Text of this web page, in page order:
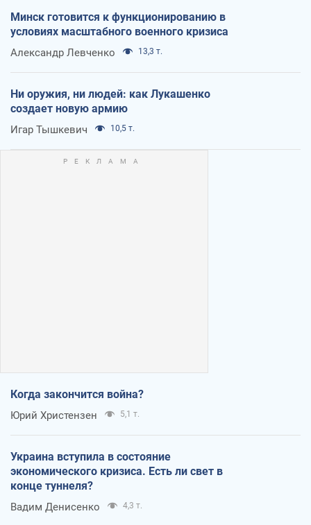
Минск готовится к функционированию в
условиях масштабного военного кризиса
Александр Левченко 13,3 т.
Ни оружия, ни людей: как Лукашенко
создает новую армию
Игар Тышкевич 10,5 т.
Когда закончится война?
Юрий Христензен 5,1 т.
Украина вступила в состояние
экономического кризиса. Есть ли свет в
конце туннеля?
Вадим Денисенко 4,3 т.